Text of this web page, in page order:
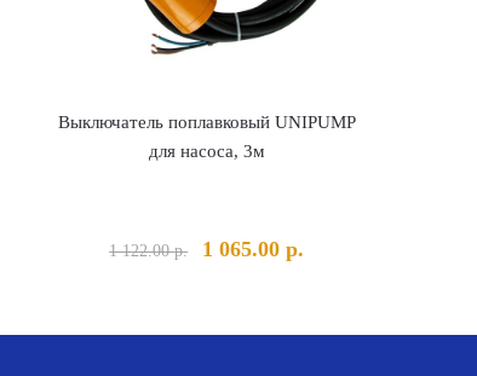
Выключатель поплавковый UNIPUMP
для насоса, 3м
1 122.00р.
Первоначальная
1
1 065.00р.
065.00 р..